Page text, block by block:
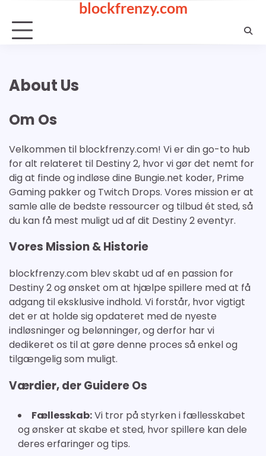
content
blockfrenzy.com
About Us
Om Os
Velkommen til blockfrenzy.com! Vi er din go-to hub
for alt relateret til Destiny 2, hvor vi gør det nemt for
dig at finde og indløse dine Bungie.net koder, Prime
Gaming pakker og Twitch Drops. Vores mission er at
samle alle de bedste ressourcer og tilbud ét sted, så
du kan få mest muligt ud af dit Destiny 2 eventyr.
Vores Mission & Historie
blockfrenzy.com blev skabt ud af en passion for
Destiny 2 og ønsket om at hjælpe spillere med at få
adgang til eksklusive indhold. Vi forstår, hvor vigtigt
det er at holde sig opdateret med de nyeste
indløsninger og belønninger, og derfor har vi
dedikeret os til at gøre denne proces så enkel og
tilgængelig som muligt.
Værdier, der Guidere Os
Fællesskab:Vi tror på styrken i fællesskabet
og ønsker at skabe et sted, hvor spillere kan dele
deres erfaringer og tips.